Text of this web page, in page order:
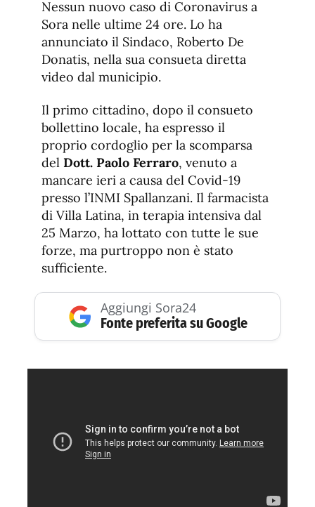
fuente
de
fuente.
Nessun nuovo caso di Coronavirus a
Sora nelle ultime 24 ore. Lo ha
annunciato il Sindaco, Roberto De
Donatis, nella sua consueta diretta
video dal municipio.
Il primo cittadino, dopo il consueto
bollettino locale, ha espresso il
proprio cordoglio per la scomparsa
del Dott. Paolo Ferraro, venuto a
mancare ieri a causa del Covid-19
presso l’INMI Spallanzani. Il farmacista
di Villa Latina, in terapia intensiva dal
25 Marzo, ha lottato con tutte le sue
forze, ma purtroppo non è stato
sufficiente.
Aggiungi Sora24
Fonte preferita su Google